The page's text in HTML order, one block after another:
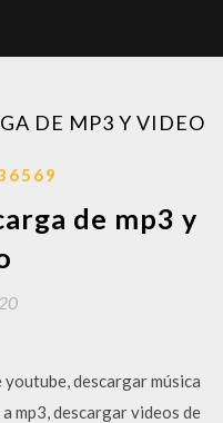
DE MP3 Y VIDEO
de mp3 y
descargar música
mp3, descargar videos de